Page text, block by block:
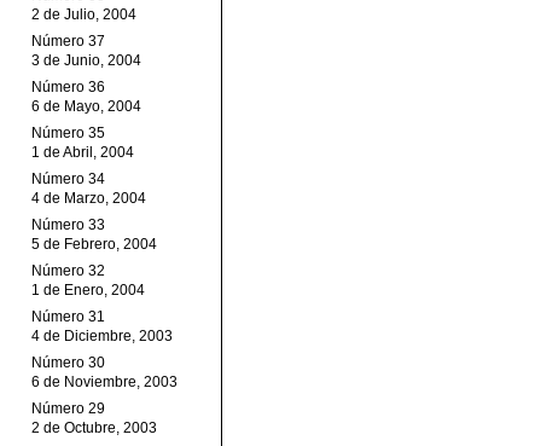
2 de Julio, 2004
Número 37
3 de Junio, 2004
Número 36
6 de Mayo, 2004
Número 35
1 de Abril, 2004
Número 34
4 de Marzo, 2004
Número 33
5 de Febrero, 2004
Número 32
1 de Enero, 2004
Número 31
4 de Diciembre, 2003
Número 30
6 de Noviembre, 2003
Número 29
2 de Octubre, 2003